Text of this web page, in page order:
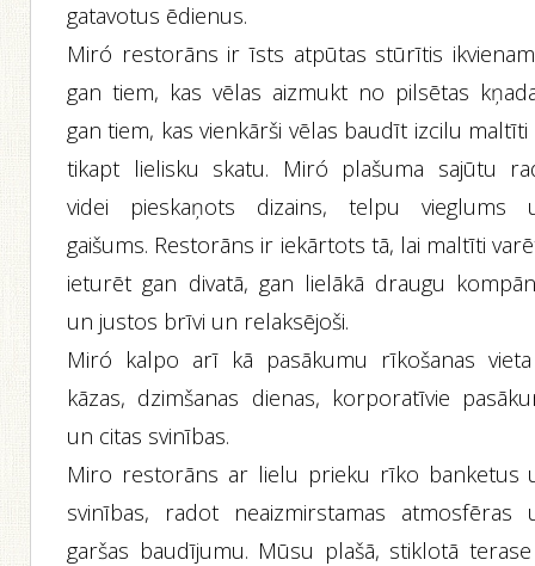
gatavotus ēdienus.
Miró restorāns ir īsts atpūtas stūrītis
gan tiem, kas vēlas aizmukt no pilsētas
gan tiem, kas vienkārši vēlas baudīt izcilu maltīti
tikapt lielisku skatu. Miró plašuma sajūtu
videi pieskaņots dizains, telpu vieglums
gaišums. Restorāns ir iekārtots tā, lai maltīti
ieturēt gan divatā, gan lielākā draugu
un justos brīvi un relaksējoši.
Miró kalpo arī kā pasākumu rīkošanas
kāzas, dzimšanas dienas, korporatīvie
un citas svinības.
Miro restorāns ar lielu prieku rīko banketus
svinības, radot neaizmirstamas atmosfēras
garšas baudījumu. Mūsu plašā, stiklotā